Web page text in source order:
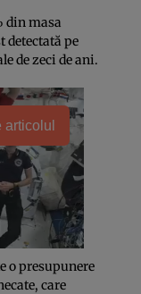
din masa
detectată pe
de zeci de ani.
articolul
o presupunere
care